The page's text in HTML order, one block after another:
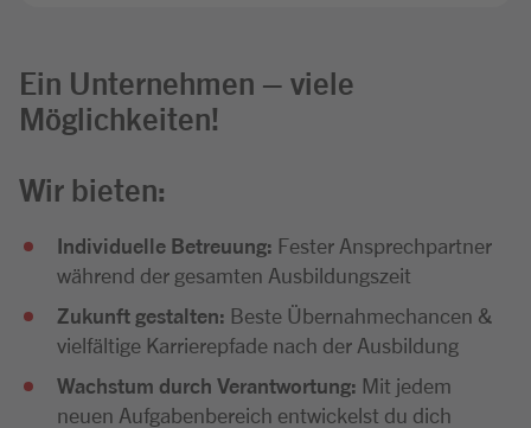
Ein Unternehmen – viele
Möglichkeiten!
Wir bieten:
Individuelle Betreuung: Fester Ansprechpartner
während der gesamten Ausbildungszeit
Zukunft gestalten: Beste Übernahmechancen &
vielfältige Karrierepfade nach der Ausbildung
Wachstum durch Verantwortung: Mit jedem
neuen Aufgabenbereich entwickelst du dich